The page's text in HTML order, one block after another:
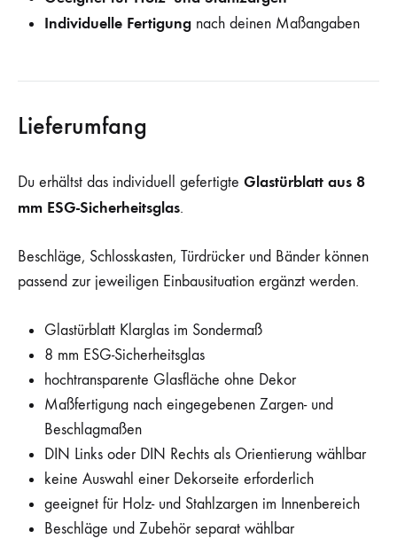
Individuelle Fertigung nach deinen Maßangaben
Lieferumfang
Du erhältst das individuell gefertigte Glastürblatt aus 8
mm ESG-Sicherheitsglas.
Beschläge, Schlosskasten, Türdrücker und Bänder können
passend zur jeweiligen Einbausituation ergänzt werden.
Glastürblatt Klarglas im Sondermaß
8 mm ESG-Sicherheitsglas
hochtransparente Glasfläche ohne Dekor
Maßfertigung nach eingegebenen Zargen- und
Beschlagmaßen
DIN Links oder DIN Rechts als Orientierung wählbar
keine Auswahl einer Dekorseite erforderlich
geeignet für Holz- und Stahlzargen im Innenbereich
Beschläge und Zubehör separat wählbar